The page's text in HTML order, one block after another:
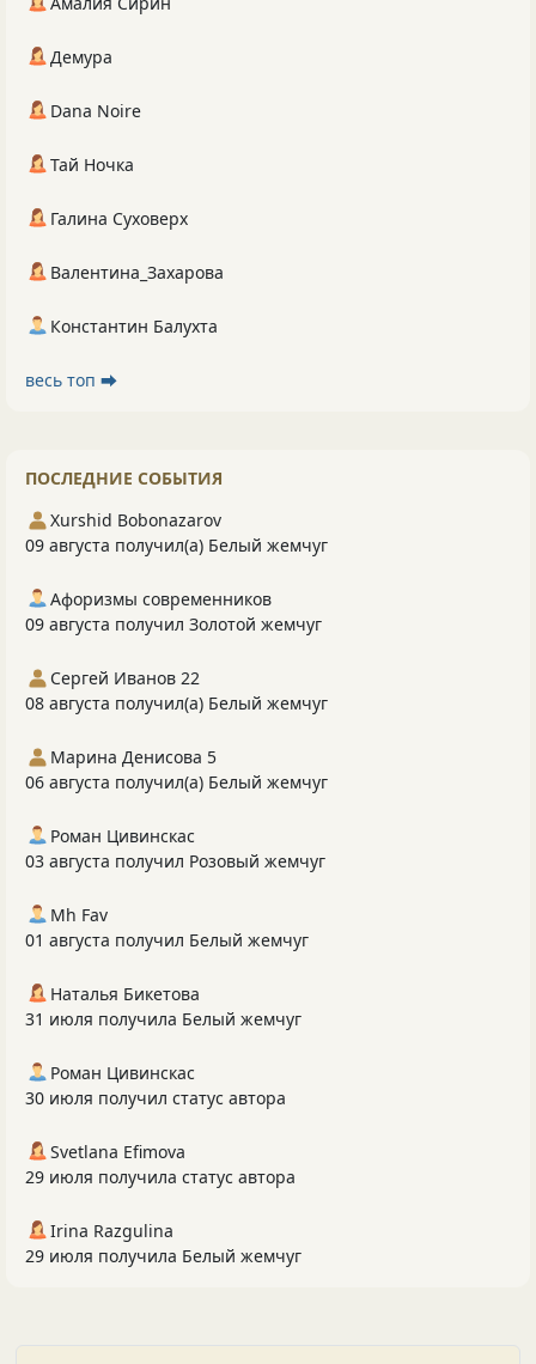
Демура
Dana Noire
Тай Ночка
Галина Суховерх
Валентина_Захарова
Константин Балухта
весь топ ⮕
ПОСЛЕДНИЕ СОБЫТИЯ
Xurshid Bobonazarov
09 августа получил(а) Белый жемчуг
Афоризмы современников
09 августа получил Золотой жемчуг
Сергей Иванов 22
08 августа получил(а) Белый жемчуг
Марина Денисова 5
06 августа получил(а) Белый жемчуг
Роман Цивинскас
03 августа получил Розовый жемчуг
Mh Fav
01 августа получил Белый жемчуг
Наталья Бикетова
31 июля получила Белый жемчуг
Роман Цивинскас
30 июля получил статус автора
Svetlana Efimova
29 июля получила статус автора
Irina Razgulina
29 июля получила Белый жемчуг